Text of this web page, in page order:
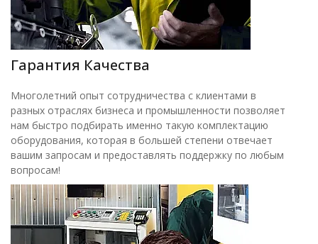
Гарантия Качества
Многолетний опыт сотрудничества с клиентами в
разных отраслях бизнеса и промышленности позволяет
нам быстро подбирать именно такую комплектацию
оборудования, которая в большей степени отвечает
вашим запросам и предоставлять поддержку по любым
вопросам!